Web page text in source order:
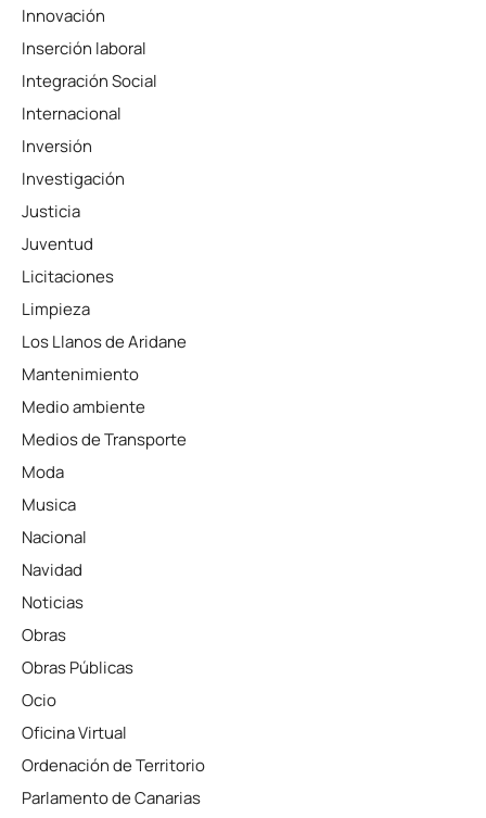
Innovación
Inserción laboral
Integración Social
Internacional
Inversión
Investigación
Justicia
Juventud
Licitaciones
Limpieza
Los Llanos de Aridane
Mantenimiento
Medio ambiente
Medios de Transporte
Moda
Musica
Nacional
Navidad
Noticias
Obras
Obras Públicas
Ocio
Oficina Virtual
Ordenación de Territorio
Parlamento de Canarias